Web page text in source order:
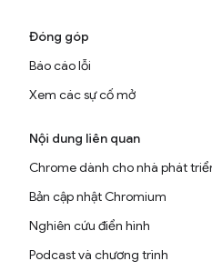
Đóng góp
Báo cáo lỗi
Xem các sự cố mở
Nội dung liên quan
Chrome dành cho nhà phát
Bản cập nhật Chromium
Nghiên cứu điển hình
Podcast và chương trình